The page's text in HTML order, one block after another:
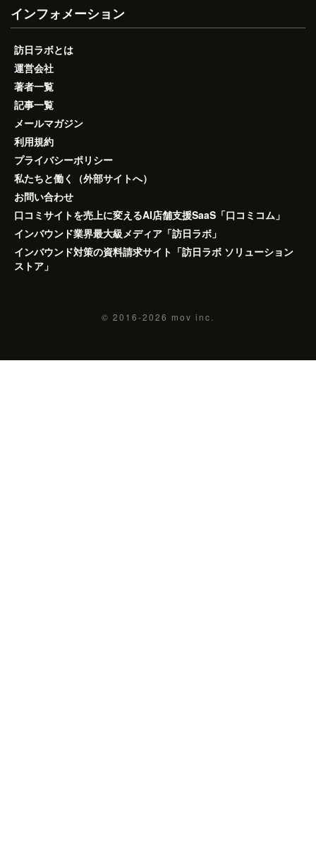
インフォメーション
訪日ラボとは
運営会社
著者一覧
記事一覧
メールマガジン
利用規約
プライバシーポリシー
私たちと働く（外部サイトへ）
お問い合わせ
口コミサイトを売上に変えるAI店舗支援SaaS「口コミコム」
インバウンド業界最大級メディア「訪日ラボ」
インバウンド対策の資料請求サイト「訪日ラボ ソリューション
ストア」
© 2016-2026 mov inc.